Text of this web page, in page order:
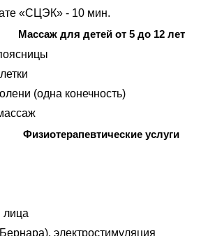
«СЦЭК» - 10 мин.
Массаж для детей от 5 до 12 лет
(одна конечность)
Физиотерапевтические услуги
лица
электростимуляция